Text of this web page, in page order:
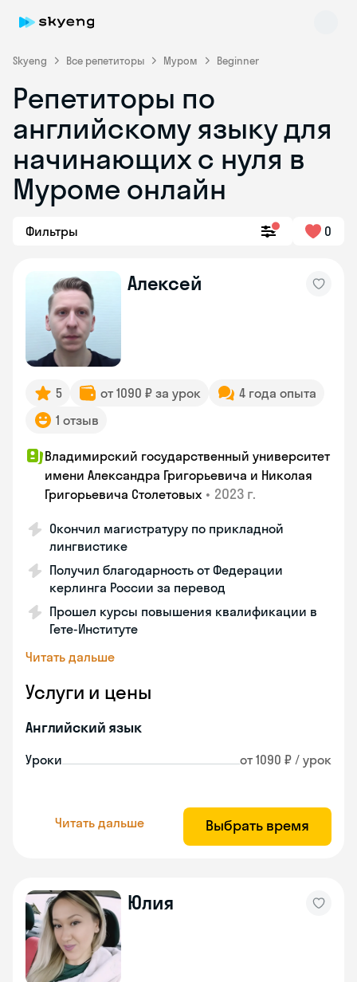
Skyeng Все репетиторы Муром Beginner
Репетиторы по
английскому языку для
начинающих с нуля в
Муроме онлайн
Фильтры 0
Алексей
5 от 1090 ₽ за урок
4 года опыта
1 отзыв
Владимирский государственный университет
имени Александра Григорьевича и Николая
Григорьевича Столетовых • 2023 г.
Окончил магистратуру по прикладной
лингвистике
Получил благодарность от Федерации
керлинга России за перевод
Прошел курсы повышения квалификации в
Гете-Институте
Читать дальше
Услуги и цены
Английский язык
Уроки от 1090 ₽ / урок
Читать дальше Выбрать время
Юлия
Skyeng Chat